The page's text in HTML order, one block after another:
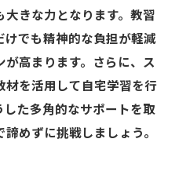
大きな力となります。教習
けでも精神的な負担が軽減
高まります。さらに、ス
材を活用して自宅学習を行
した多角的なサポートを取
めずに挑戦しましょう。